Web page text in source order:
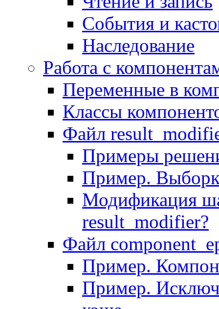
События и
Наследование
Работа с
Переменные в
Классы
Файл
Примеры
Пример.
Модификация
result_modifier?
Файл
Пример.
Пример.